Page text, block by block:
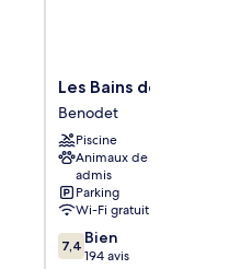
Les
Bains
de
Mer
Benodet
Les Bains de Mer
Benodet
Piscine
Animaux de compagnie
admis
Parking
Wi-Fi gratuit
7.4
sur
7,4 Bien
194 avis